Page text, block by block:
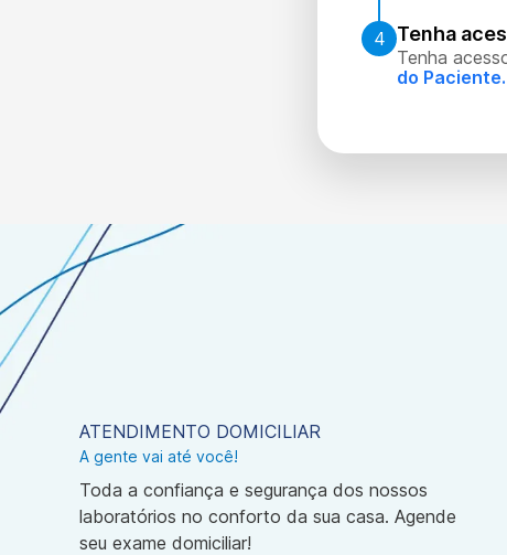
4 Tenha
Tenha
do Paciente.
ATENDIMENTO DOMICILIAR
A gente vai até você!
Toda a confiança e segurança dos nossos
laboratórios no conforto da sua casa. Agende
seu exame domiciliar!